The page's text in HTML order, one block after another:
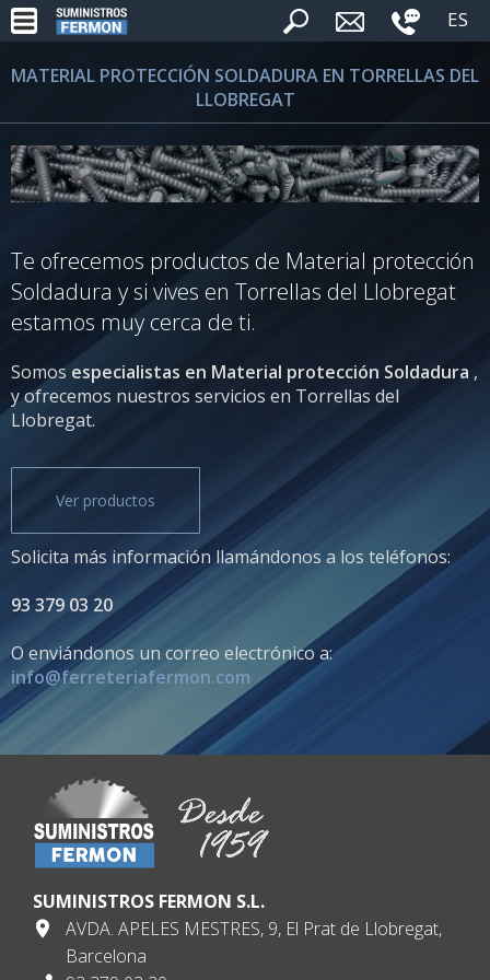
ES
MATERIAL PROTECCIÓN SOLDADURA EN TORRELLAS DEL
LLOBREGAT
Te ofrecemos productos de Material protección
Soldadura y si vives en Torrellas del Llobregat
estamos muy cerca de ti.
Somos especialistas en Material protección Soldadura ,
y ofrecemos nuestros servicios en Torrellas del
Llobregat.
Ver productos
Solicita más información llamándonos a los teléfonos:
93 379 03 20
O enviándonos un correo electrónico a:
info@ferreteriafermon.com
SUMINISTROS FERMON S.L.
AVDA. APELES MESTRES, 9, El Prat de Llobregat,
Barcelona